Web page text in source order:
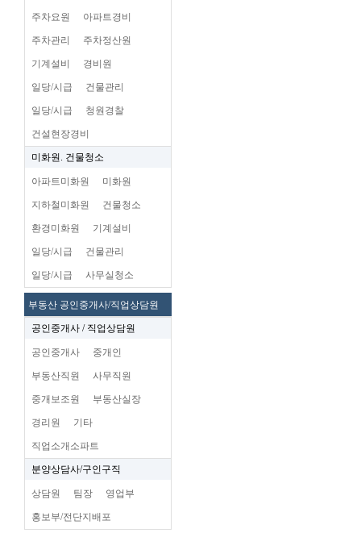
주차요원 아파트경비
주차관리 주차정산원
기계설비 경비원
일당/시급 건물관리
일당/시급 청원경찰
건설현장경비
미화원. 건물청소
아파트미화원 미화원
지하철미화원 건물청소
환경미화원 기계설비
일당/시급 건물관리
일당/시급 사무실청소
부동산 공인중개사/직업상담원
공인중개사 / 직업상담원
공인중개사 중개인
부동산직원 사무직원
중개보조원 부동산실장
경리원 기타
직업소개소파트
분양상담사/구인구직
상담원 팀장 영업부
홍보부/전단지배포